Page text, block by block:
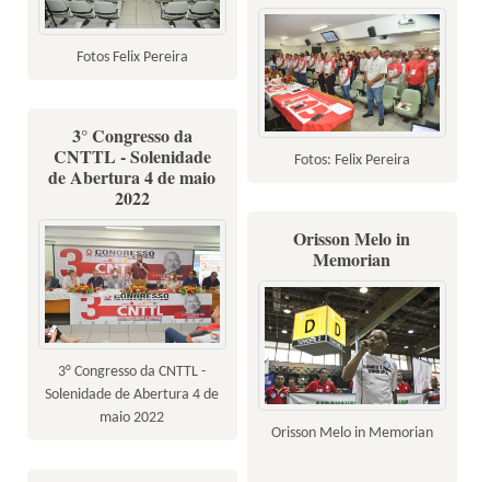
Fotos Felix Pereira
Fotos: Felix Pereira
3° Congresso da
CNTTL - Solenidade
de Abertura 4 de maio
2022
3° Congresso da CNTTL -
Solenidade de Abertura 4 de
maio 2022
Orisson Melo in
Memorian
Orisson Melo in Memorian